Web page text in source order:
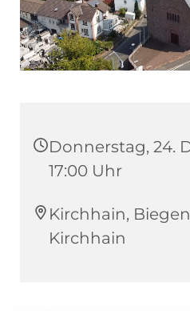
Donnerstag, 24.
17:00 Uhr
Kirchhain,
Kirchhain